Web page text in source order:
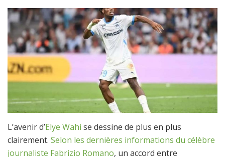
L’avenir d’Elye Wahi se dessine de plus en plus
clairement. Selon les dernières informations du célèbre
journaliste Fabrizio Romano, un accord entre